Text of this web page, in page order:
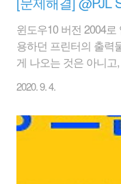
윈도우10 버전 2004
용하던 프린터의 출력
게 나오는 것은 아니
문자만 나오고...참 어
NAME="XXXXXX"
series Windows 10.0"
2020. 9. 4.